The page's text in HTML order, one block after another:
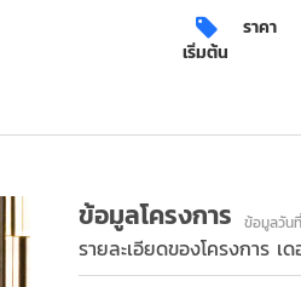
ราคา
เริ่มต้น
ข้อมูลโครงการ ข้อมูลวัน
รายละเอียดของโครงการ เ